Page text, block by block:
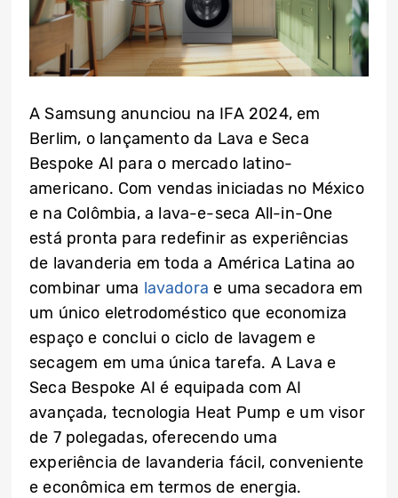
A Samsung anunciou na IFA 2024, em
Berlim, o lançamento da Lava e Seca
Bespoke AI para o mercado latino-
americano. Com vendas iniciadas no México
e na Colômbia, a lava-e-seca All-in-One
está pronta para redefinir as experiências
de lavanderia em toda a América Latina ao
combinar uma lavadora e uma secadora em
um único eletrodoméstico que economiza
espaço e conclui o ciclo de lavagem e
secagem em uma única tarefa. A Lava e
Seca Bespoke AI é equipada com AI
avançada, tecnologia Heat Pump e um visor
de 7 polegadas, oferecendo uma
experiência de lavanderia fácil, conveniente
e econômica em termos de energia.